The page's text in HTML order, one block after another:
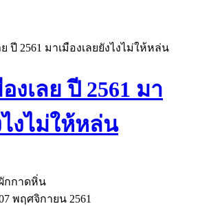
ปี 2561 มาเมืองเลยยังไงไม่ให้หล่น
งเลย ปี 2561 มา
ไงไม่ให้หล่น
กกาดหิ่น
พฤศจิกายน 2561